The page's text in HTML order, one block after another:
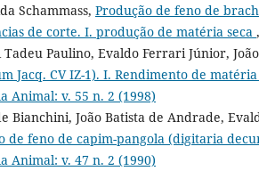
Schammass, Produção de feno de
de corte. I. produção de matéria seca ,
Tadeu Paulino, Evaldo Ferrari Júnior,
Jacq. CV IZ-1). I. Rendimento de
Animal: v. 55 n. 2 (1998)
Bianchini, João Batista de Andrade,
de feno de capim-pangola (digitaria
Animal: v. 47 n. 2 (1990)